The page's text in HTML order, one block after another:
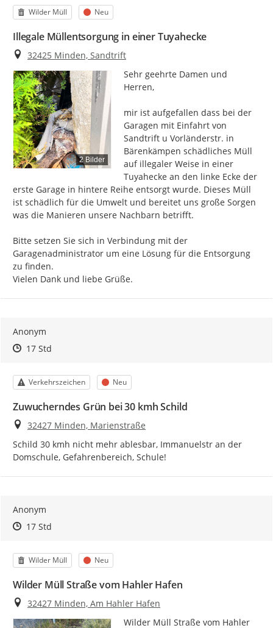
Kategorie
Wilder Müll Status
Neu
Illegale Müllentsorgung in einer Tuyahecke
Ort
32425 Minden, Sandtrift
2 Bilder
Sehr geehrte Damen und
Herren,
mir ist aufgefallen dass bei der
Garagen mit Einfahrt von
Sandtrift u Vorländerstr. in
Bärenkämpen schädliches Müll
auf illegaler Weise in einer
Tuyahecke an den linke Ecke der
erste Garage in hintere Reihe entsorgt wurde. Dieses Müll
ist schädlich für die Umwelt und bereitet uns große Sorgen
was die Manieren unsere Nachbarn betrifft.
Bitte setzen Sie sich in Verbindung mit der
Garagenadministrator um eine Lösung für die Entsorgung
zu finden.
Vielen Dank und liebe Grüße.
Anonym
Zeitpunkt des Erstellens
Zeitpunkt des Erstellens
17 StdZur Äußerung
Kategorie
Verkehrszeichen Status
Neu
Zuwucherndes Grün bei 30 kmh Schild
Ort
32427 Minden, Marienstraße
Schild 30 kmh nicht mehr ablesbar, Immanuelstr an der
Domschule, Gefahrenbereich, Schule!
Anonym
Zeitpunkt des Erstellens
Zeitpunkt des Erstellens
17 StdZur Äußerung
Kategorie
Wilder Müll Status
Neu
Wilder Müll Straße vom Hahler Hafen
Ort
32427 Minden, Am Hahler Hafen
Wilder Müll Straße vom Hahler